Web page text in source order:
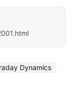
Dynamics